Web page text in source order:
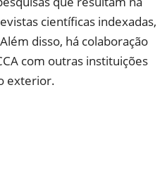
científicas indexadas,
disso, há colaboração
com outras instituições
exterior.